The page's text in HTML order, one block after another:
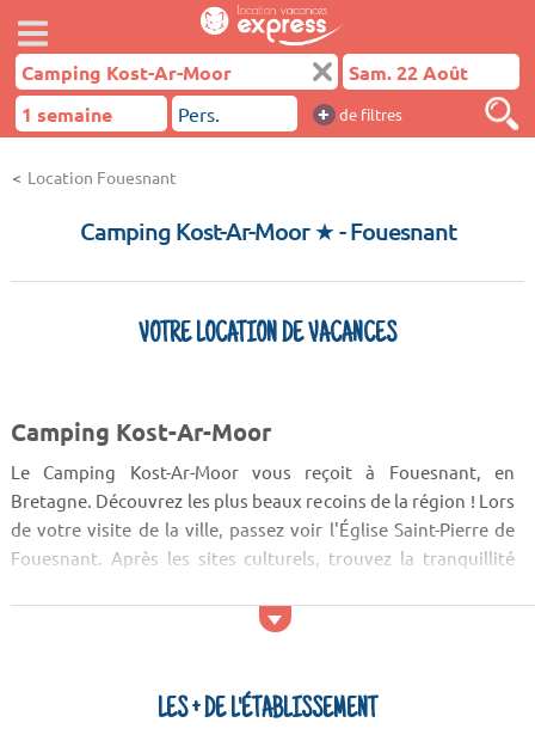
+ de filtres
Location Fouesnant
Camping Kost-Ar-Moor ★- Fouesnant
VOTRE LOCATION DE VACANCES
Camping Kost-Ar-Moor
Le Camping Kost-Ar-Moor vous reçoit à Fouesnant, en
Bretagne. Découvrez les plus beaux recoins de la région ! Lors
de votre visite de la ville, passez voir l'Église Saint-Pierre de
Fouesnant. Après les sites culturels, trouvez la tranquillité
d'Iroise, la pointe de Pen al Lann et la Baie de Douarnenez.
LES + DE L'ÉTABLISSEMENT